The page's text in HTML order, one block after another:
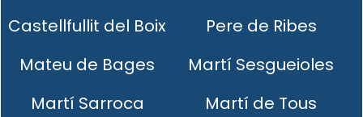
Castellfullit del Boix
Pere de Ribes
Mateu de Bages
Martí Sesgueioles
Martí Sarroca
Martí de Tous